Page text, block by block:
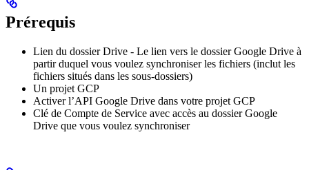
Prérequis
Lien du dossier Drive - Le lien vers le dossier Google Drive à
partir duquel vous voulez synchroniser les fichiers (inclut les
fichiers situés dans les sous-dossiers)
Un projet GCP
Activer l’API Google Drive dans votre projet GCP
Clé de Compte de Service avec accès au dossier Google
Drive que vous voulez synchroniser